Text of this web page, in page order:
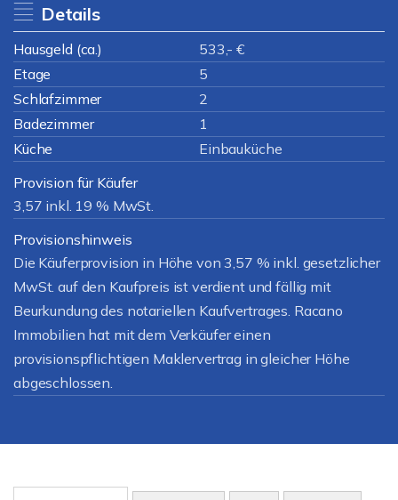
Details
Hausgeld (ca.)
533,- €
Etage
5
Schlafzimmer
2
Badezimmer
1
Küche
Einbauküche
Provision für Käufer
3,57 inkl. 19 % MwSt.
Provisionshinweis
Die Käuferprovision in Höhe von 3,57 % inkl. gesetzlicher
MwSt. auf den Kaufpreis ist verdient und fällig mit
Beurkundung des notariellen Kaufvertrages. Racano
Immobilien hat mit dem Verkäufer einen
provisionspflichtigen Maklervertrag in gleicher Höhe
abgeschlossen.